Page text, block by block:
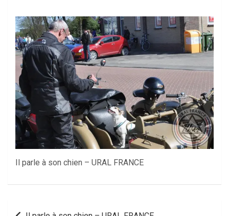
Il parle à son chien – URAL FRANCE
Navigation